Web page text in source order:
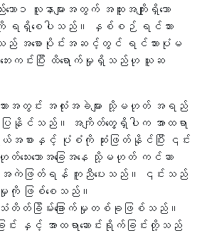
ာ၁ လူနာများအတွက် အထူးအကျိုးရှိသော
းကို ရရှိစေပါသည်။ နှစ်စဉ် ရင်သား
သည် အစောပိုင်းအဆင့်တွင် ရင်သားပုံမ
းကင်းပြီး ထိရောက်မှုရှိသည်ဟု ယူဆ
ားအတွင်း အလုံးအခဲများ သို့မဟုတ် အရည်
ဖော်ပြနိုင်သည်။ အကျိတ်တွေ့ရှိပါက အာထရာ
အစားနှင့် ပုံစံကို ဆုံးဖြတ်နိုင်ပြီး ၎င်း
ေးသောအခြေအနေ သို့မဟုတ် ကင်ဆာ
အကဲဖြတ်ရန် ကူညီပေးသည်။ ၎င်းသည်
ေမှုကို ဖြစ်စေသည်။
တိတ်ခြိမ်းခြောက်မှုတစ်ခုဖြစ်သည်။
င်း နှင့် အာထရာဆောင်းရိုက်ခြင်းတို့သည်